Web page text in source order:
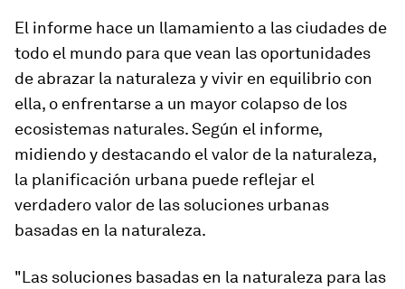
El informe hace un llamamiento a las ciudades de
todo el mundo para que vean las oportunidades
de abrazar la naturaleza y vivir en equilibrio con
ella, o enfrentarse a un mayor colapso de los
ecosistemas naturales. Según el informe,
midiendo y destacando el valor de la naturaleza,
la planificación urbana puede reflejar el
verdadero valor de las soluciones urbanas
basadas en la naturaleza.
"Las soluciones basadas en la naturaleza para las